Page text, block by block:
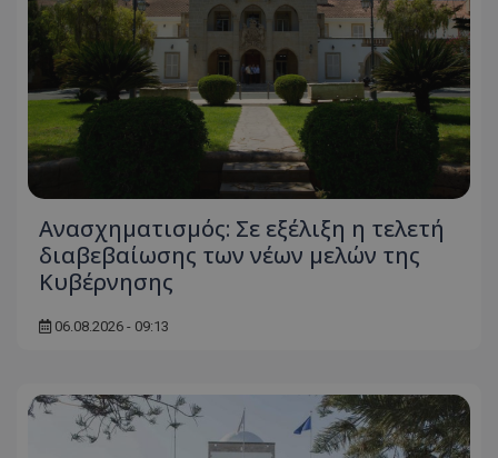
Ανασχηματισμός: Σε εξέλιξη η τελετή
διαβεβαίωσης των νέων μελών της
Κυβέρνησης
06.08.2026 - 09:13